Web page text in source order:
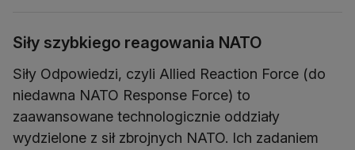
Siły szybkiego reagowania NATO
Siły Odpowiedzi, czyli Allied Reaction Force (do
niedawna NATO Response Force) to
zaawansowane technologicznie oddziały
wydzielone z sił zbrojnych NATO. Ich zadaniem